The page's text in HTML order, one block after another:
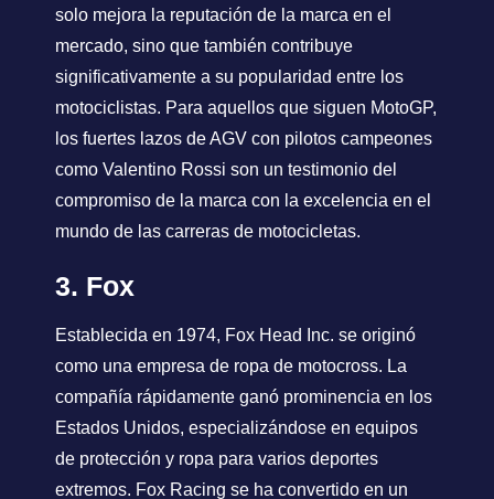
solo mejora la reputación de la marca en el
mercado, sino que también contribuye
significativamente a su popularidad entre los
motociclistas. Para aquellos que siguen MotoGP,
los fuertes lazos de AGV con pilotos campeones
como Valentino Rossi son un testimonio del
compromiso de la marca con la excelencia en el
mundo de las carreras de motocicletas.
3. Fox
Establecida en 1974, Fox Head Inc. se originó
como una empresa de ropa de motocross. La
compañía rápidamente ganó prominencia en los
Estados Unidos, especializándose en equipos
de protección y ropa para varios deportes
extremos. Fox Racing se ha convertido en un